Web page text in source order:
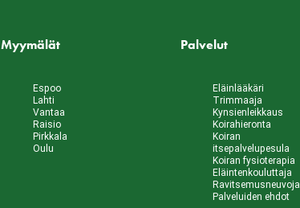
Myymälät
Espoo
Lahti
Vantaa
Raisio
Pirkkala
Oulu
Palvelut
Eläinlääkäri
Trimmaaja
Kynsienleikkaus
Koirahieronta
Koiran
itsepalvelupesula
Koiran fysioterapia
Eläintenkouluttaja
Ravitsemusneuvoja
Palveluiden ehdot